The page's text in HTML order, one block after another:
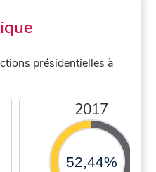
présidentielles à
2017
52,44%